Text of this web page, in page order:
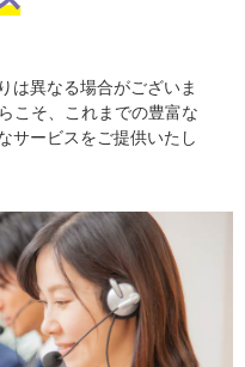
は異なる場合がございま
こそ、これまでの豊富な
サービスをご提供いたし